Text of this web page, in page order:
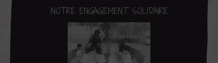
NOTRE ENGAGEMENT SOLIDAIRE